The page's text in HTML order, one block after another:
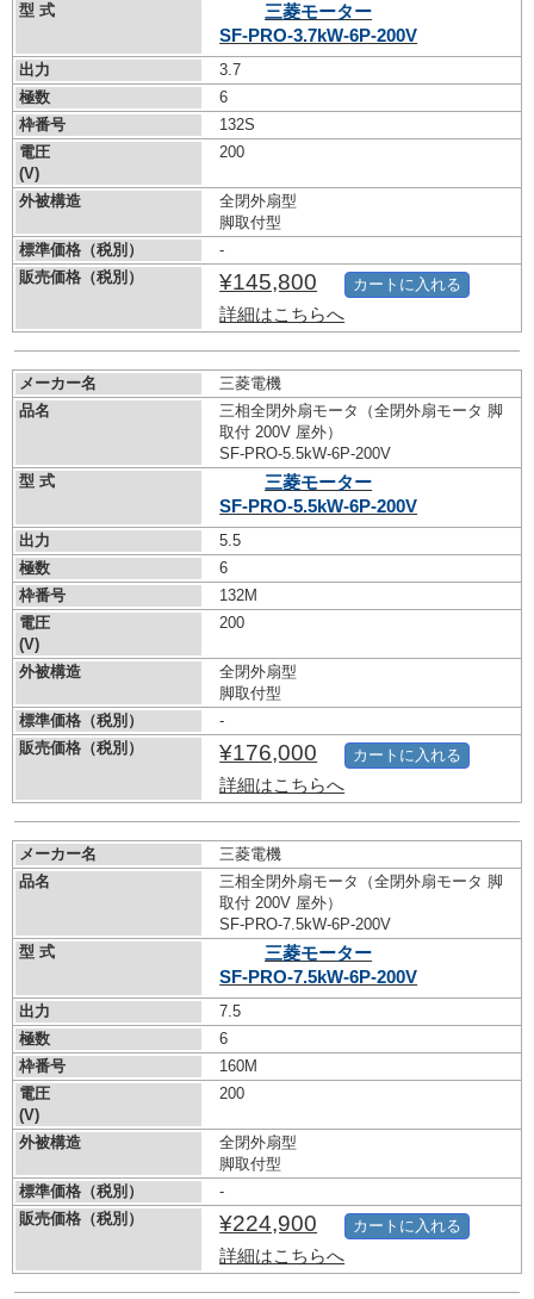
型 式
三菱モーター
SF-PRO-3.7kW-6P-200V
出力
3.7
極数
6
枠番号
132S
電圧
(V)
200
外被構造
全閉外扇型
脚取付型
標準価格（税別）
-
販売価格（税別）
¥145,800
詳細はこちらへ
カートに入れる
メーカー名
三菱電機
品名
三相全閉外扇モータ（全閉外扇モータ 脚
取付 200V 屋外）
SF-PRO-5.5kW-6P-200V
型 式
三菱モーター
SF-PRO-5.5kW-6P-200V
出力
5.5
極数
6
枠番号
132M
電圧
(V)
200
外被構造
全閉外扇型
脚取付型
標準価格（税別）
-
販売価格（税別）
¥176,000
詳細はこちらへ
カートに入れる
メーカー名
三菱電機
品名
三相全閉外扇モータ（全閉外扇モータ 脚
取付 200V 屋外）
SF-PRO-7.5kW-6P-200V
型 式
三菱モーター
SF-PRO-7.5kW-6P-200V
出力
7.5
極数
6
枠番号
160M
電圧
(V)
200
外被構造
全閉外扇型
脚取付型
標準価格（税別）
-
販売価格（税別）
¥224,900
詳細はこちらへ
カートに入れる